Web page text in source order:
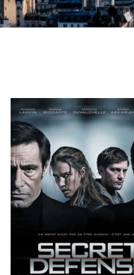
Horror
Misdaad
Musical
Oorlogsfilm
Romantische komedie